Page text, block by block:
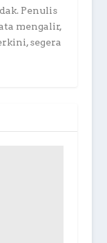
Penulis
mengalir,
segera